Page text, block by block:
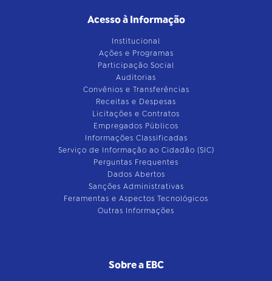
Acesso à Informação
Institucional
Ações e Programas
Participação Social
Auditorias
Convênios e Transferências
Receitas e Despesas
Licitações e Contratos
Empregados Públicos
Informações Classificadas
Serviço de Informação ao Cidadão (SIC)
Perguntas Frequentes
Dados Abertos
Sanções Administrativas
Feramentas e Aspectos Tecnológicos
Outras Informações
Sobre a EBC